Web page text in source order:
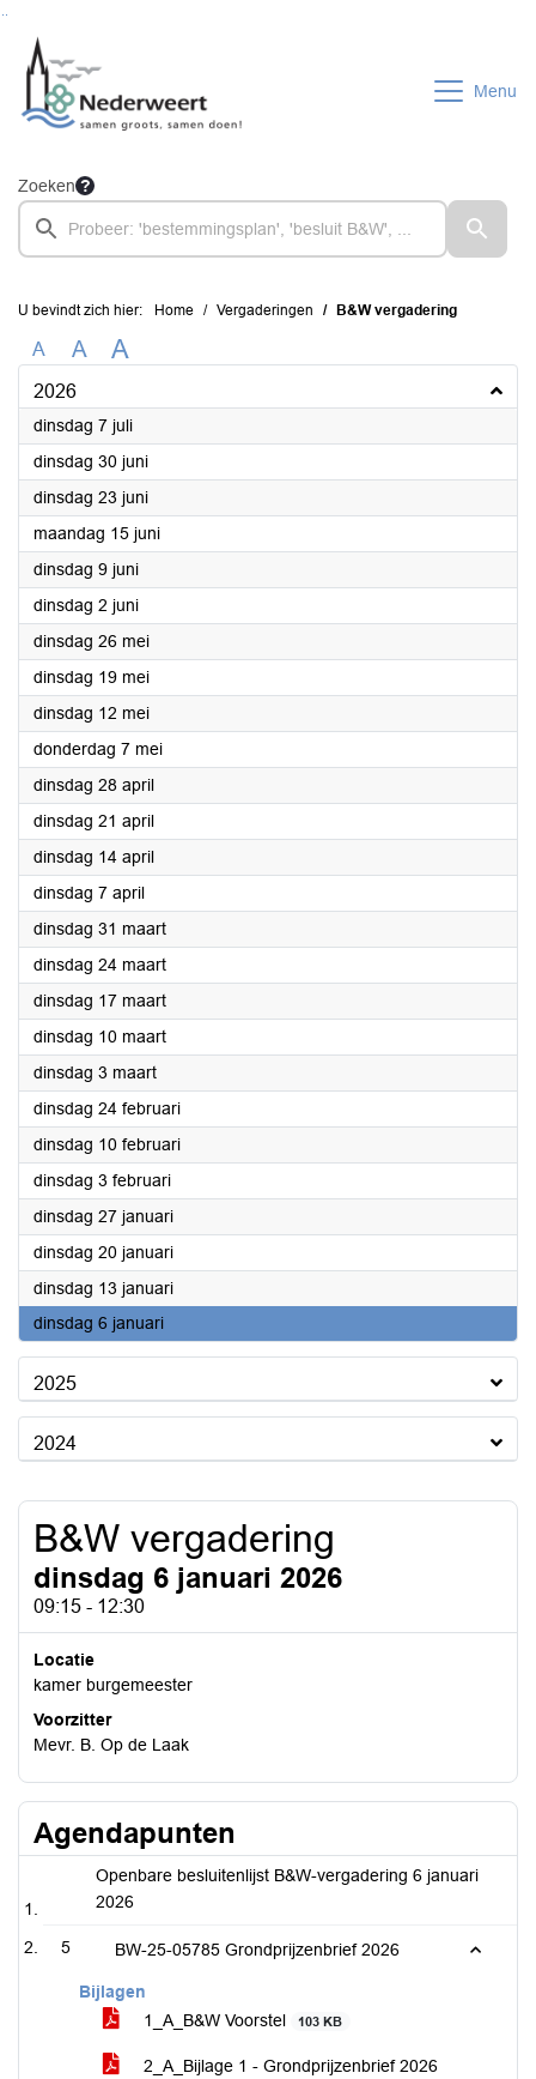
Menu
Zoeken
U bevindt zich hier: Home Vergaderingen B&W vergadering
A A A
2026
dinsdag 7 juli2026
dinsdag 30 juni2026
dinsdag 23 juni2026
maandag 15 juni2026
dinsdag 9 juni2026
dinsdag 2 juni2026
dinsdag 26 mei2026
dinsdag 19 mei2026
dinsdag 12 mei2026
donderdag 7 mei2026
dinsdag 28 april2026
dinsdag 21 april2026
dinsdag 14 april2026
dinsdag 7 april2026
dinsdag 31 maart2026
dinsdag 24 maart2026
dinsdag 17 maart2026
dinsdag 10 maart2026
dinsdag 3 maart2026
dinsdag 24 februari2026
dinsdag 10 februari2026
dinsdag 3 februari2026
dinsdag 27 januari2026
dinsdag 20 januari2026
dinsdag 13 januari2026
dinsdag 6 januari2026
2025
2024
B&W vergadering
dinsdag 6 januari 2026
09:15 - 12:30
Locatie
kamer burgemeester
Voorzitter
Mevr. B. Op de Laak
Agendapunten
Openbare besluitenlijst B&W-vergadering 6 januari
2026
5 BW-25-05785 Grondprijzenbrief 2026
Bijlagen
1_A_B&W Voorstel
103 KB
2_A_Bijlage 1 - Grondprijzenbrief 2026